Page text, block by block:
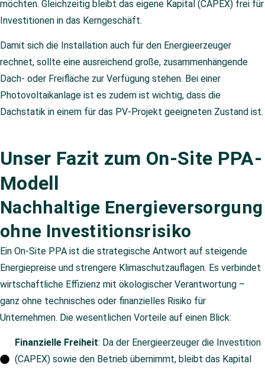
möchten. Gleichzeitig bleibt das eigene Kapital (CAPEX) frei für
Investitionen in das Kerngeschäft.
Damit sich die Installation auch für den Energieerzeuger
rechnet, sollte eine ausreichend große, zusammenhängende
Dach- oder Freifläche zur Verfügung stehen. Bei einer
Photovoltaikanlage ist es zudem ist wichtig, dass die
Dachstatik in einem für das PV-Projekt geeigneten Zustand ist.
Unser Fazit zum On-Site PPA-
Modell
Nachhaltige Energieversorgung
ohne Investitionsrisiko
Ein On-Site PPA ist die strategische Antwort auf steigende
Energiepreise und strengere Klimaschutzauflagen. Es verbindet
wirtschaftliche Effizienz mit ökologischer Verantwortung –
ganz ohne technisches oder finanzielles Risiko für
Unternehmen. Die wesentlichen Vorteile auf einen Blick:
Finanzielle Freiheit: Da der Energieerzeuger die Investition
(CAPEX) sowie den Betrieb übernimmt, bleibt das Kapital